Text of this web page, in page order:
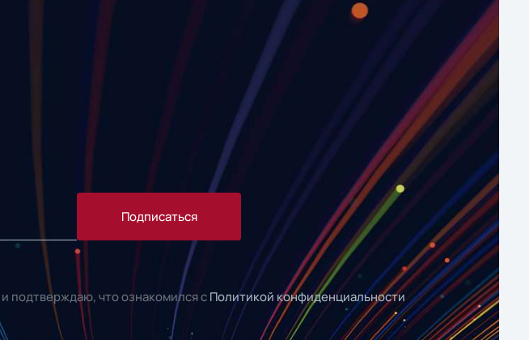
Подписаться
и подтверждаю, что ознакомился с Политикой конфиденциальности